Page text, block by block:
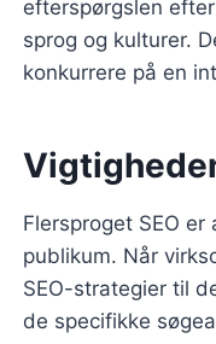
efterspørgslen
sprog og kulturer.
konkurrere på en
Flersproget SEO
publikum. Når
SEO-strategier til
de specifikke